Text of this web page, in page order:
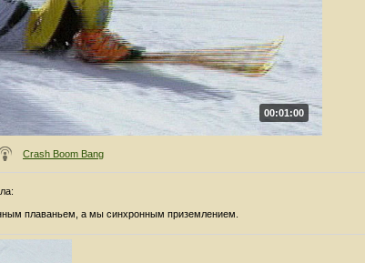
00:01:00
Crash Boom Bang
:
плаваньем, а мы синхронным приземлением.